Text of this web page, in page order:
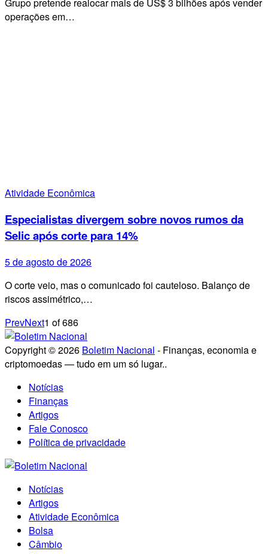
Grupo pretende realocar mais de US$ 3 bilhões após vender
operações em…
Atividade Econômica
Especialistas divergem sobre novos rumos da
Selic após corte para 14%
5 de agosto de 2026
O corte veio, mas o comunicado foi cauteloso. Balanço de
riscos assimétrico,…
PrevNext1 of686
Copyright © 2026 Boletim Nacional - Finanças, economia e
criptomoedas — tudo em um só lugar..
Notícias
Finanças
Artigos
Fale Conosco
Política de privacidade
Notícias
Artigos
Atividade Econômica
Bolsa
Câmbio